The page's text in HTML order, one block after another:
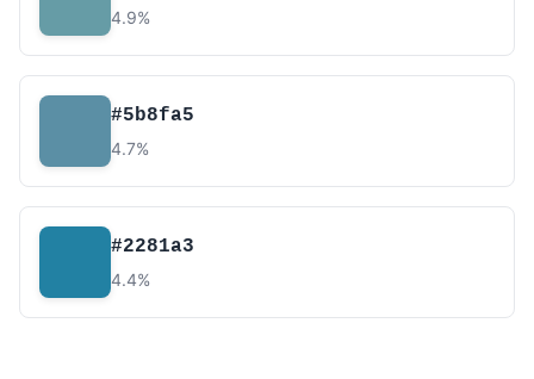
4.9%
#5b8fa5
4.7%
#2281a3
4.4%